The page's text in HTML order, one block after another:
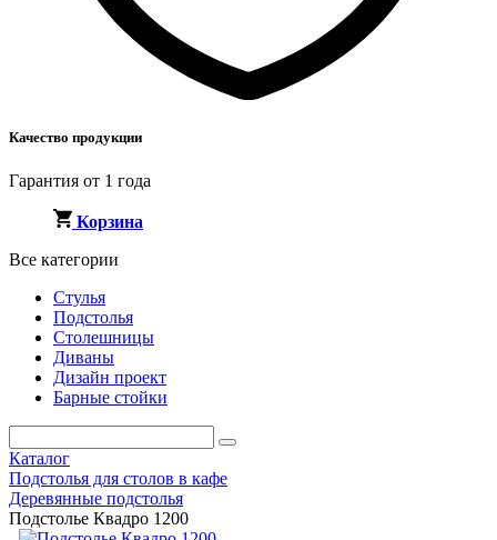
Качество продукции
Гарантия от 1 года
Корзина
Все категории
Стулья
Подстолья
Столешницы
Диваны
Дизайн проект
Барные стойки
Каталог
Подстолья для столов в кафе
Деревянные подстолья
Подстолье Квадро 1200